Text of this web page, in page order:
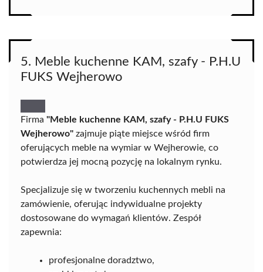
5. Meble kuchenne KAM, szafy - P.H.U
FUKS Wejherowo
Firma "Meble kuchenne KAM, szafy - P.H.U FUKS
Wejherowo" zajmuje piąte miejsce wśród firm
oferujących meble na wymiar w Wejherowie, co
potwierdza jej mocną pozycję na lokalnym rynku.
Specjalizuje się w tworzeniu kuchennych mebli na
zamówienie, oferując indywidualne projekty
dostosowane do wymagań klientów. Zespół
zapewnia:
profesjonalne doradztwo,